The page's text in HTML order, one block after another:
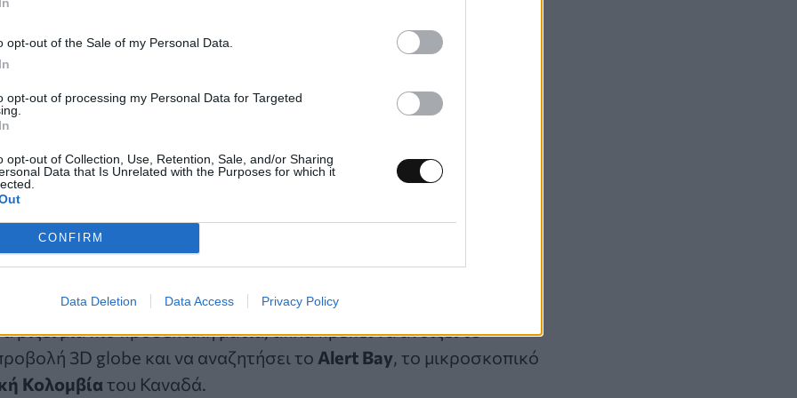
opt-out of the Sale of my Personal Data.
opt-out of processing my Personal Data for Targeted
opt-out of Collection, Use, Retention, Sale, and/or Sharing
Data that Is Unrelated with the Purposes for which it
CONFIRM
Data Deletion Data Access Privacy Policy
έκαναν αυτό για να αφήσουν ένα σημάδι πίσω τους
στους άλλους, “
να παίρνει τη μορφή ανθρώπινου κρανίου όταν
τον βορρά, βρίσκεται στη βόρεια ακτή του
να αναρωτιούνται πώς βρέθηκε εκεί.
ρίξει μια πιο προσεκτική ματιά, απλά πρέπει να ανοίξει το
3D globe και να αναζητήσει το Alert Bay, το μικροσκοπικό
Κολομβία του Καναδά.